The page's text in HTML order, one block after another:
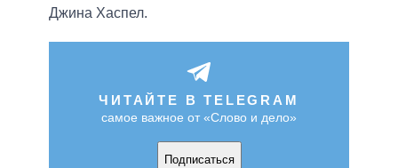
Джина Хаспел.
ЧИТАЙТЕ В TELEGRAM
самое важное от «Слово и дело»
Подписаться